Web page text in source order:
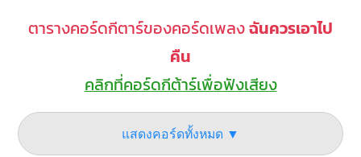
ตารางคอร์ดกีตาร์ของคอร์ดเพลงฉันควรเอาไป
คืน
คลิกที่คอร์ดกีต้าร์เพื่อฟังเสียง
แสดงคอร์ดทั้งหมด ▼